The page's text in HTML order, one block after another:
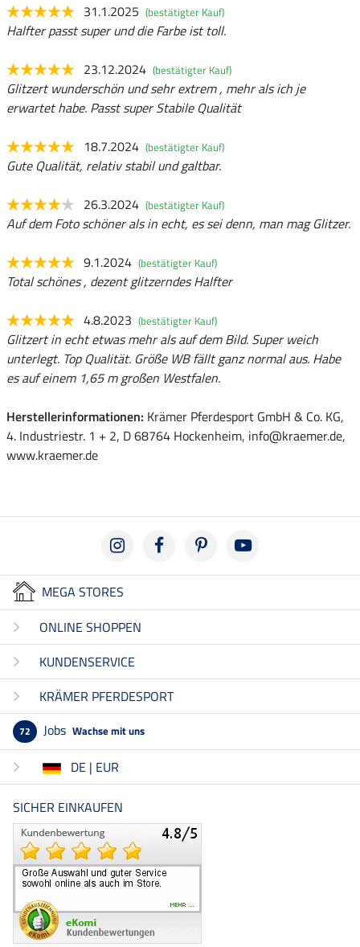
31.1.2025 (bestätigter Kauf)
Halfter passt super und die Farbe ist toll.
23.12.2024 (bestätigter Kauf)
Glitzert wunderschön und sehr extrem , mehr als ich je
erwartet habe. Passt super Stabile Qualität
18.7.2024 (bestätigter Kauf)
Gute Qualität, relativ stabil und galtbar.
26.3.2024 (bestätigter Kauf)
Auf dem Foto schöner als in echt, es sei denn, man mag Glitzer.
9.1.2024 (bestätigter Kauf)
Total schönes , dezent glitzerndes Halfter
4.8.2023 (bestätigter Kauf)
Glitzert in echt etwas mehr als auf dem Bild. Super weich
unterlegt. Top Qualität. Größe WB fällt ganz normal aus. Habe
es auf einem 1,65 m großen Westfalen.
Herstellerinformationen: Krämer Pferdesport GmbH & Co. KG,
4. Industriestr. 1 + 2, D 68764 Hockenheim, info@kraemer.de,
www.kraemer.de
MEGA STORES
ONLINE SHOPPEN
KUNDENSERVICE
KRÄMER PFERDESPORT
72 Jobs Wachse mit uns
DE | EUR
SICHER EINKAUFEN